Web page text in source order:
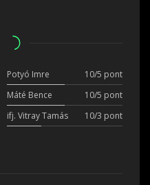
Potyó Imre
10/5 pont
Máté Bence
10/5 pont
ifj. Vitray Tamás
10/3 pont